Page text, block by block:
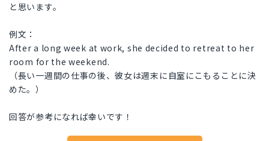
と思います。
例文：
After a long week at work, she decided to retreat to her
room for the weekend.
（長い一週間の仕事の後、彼女は週末に自室にこもることに決
めた。）
回答が参考になれば幸いです！